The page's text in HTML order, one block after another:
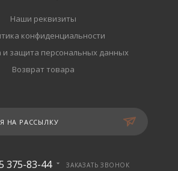
Наши реквизиты
конфиденциальности
и защита персональных данных
Возврат товара
НА РАССЫЛКУ
375-83-44 ЗАКАЗАТЬ ЗВОНОК